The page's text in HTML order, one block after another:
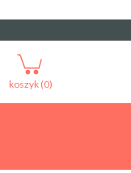
koszyk (0)